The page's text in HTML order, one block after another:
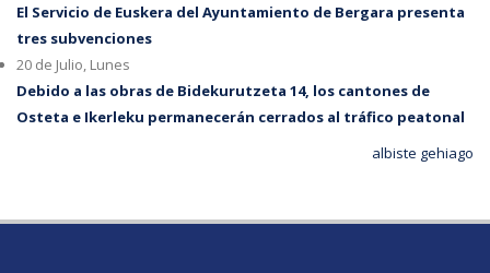
El Servicio de Euskera del Ayuntamiento de Bergara presenta
tres subvenciones
20 de Julio, Lunes
Debido a las obras de Bidekurutzeta 14, los cantones de
Osteta e Ikerleku permanecerán cerrados al tráfico peatonal
albiste gehiago